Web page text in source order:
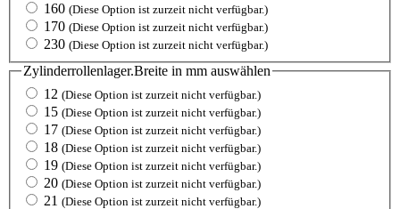
160 (Diese Option ist zurzeit nicht verfügbar.)
170 (Diese Option ist zurzeit nicht verfügbar.)
230 (Diese Option ist zurzeit nicht verfügbar.)
Zylinderrollenlager.Breite in mm auswählen
12 (Diese Option ist zurzeit nicht verfügbar.)
15 (Diese Option ist zurzeit nicht verfügbar.)
17 (Diese Option ist zurzeit nicht verfügbar.)
18 (Diese Option ist zurzeit nicht verfügbar.)
19 (Diese Option ist zurzeit nicht verfügbar.)
20 (Diese Option ist zurzeit nicht verfügbar.)
21 (Diese Option ist zurzeit nicht verfügbar.)